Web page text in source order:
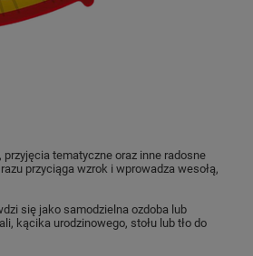
tematyczne oraz inne radosne
przyciąga wzrok i wprowadza wesołą,
się jako samodzielna ozdoba lub
kącika urodzinowego, stołu lub tło do